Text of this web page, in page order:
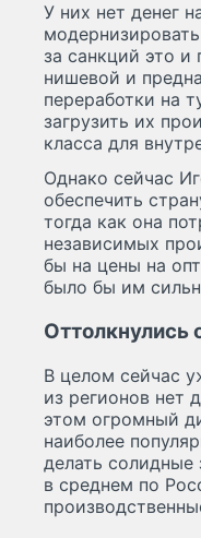
У них нет денег
за санкций это и
нишевой и
переработки на
загрузить их
класса для
Однако сейчас
обеспечить
тогда как она
независимых
бы на цены на
было бы им
Оттолкнулись
В целом сейчас
из регионов нет
этом огромный
наиболее
делать
в среднем по